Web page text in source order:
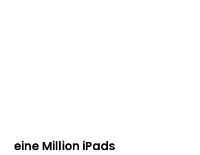
eine Million iPads